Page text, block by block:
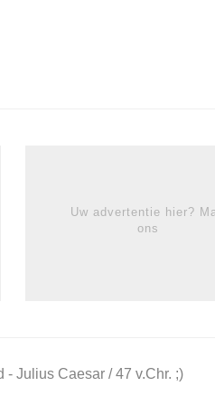
Uw advertentie hier?
ons
- Julius Caesar / 47 v.Chr. ;)